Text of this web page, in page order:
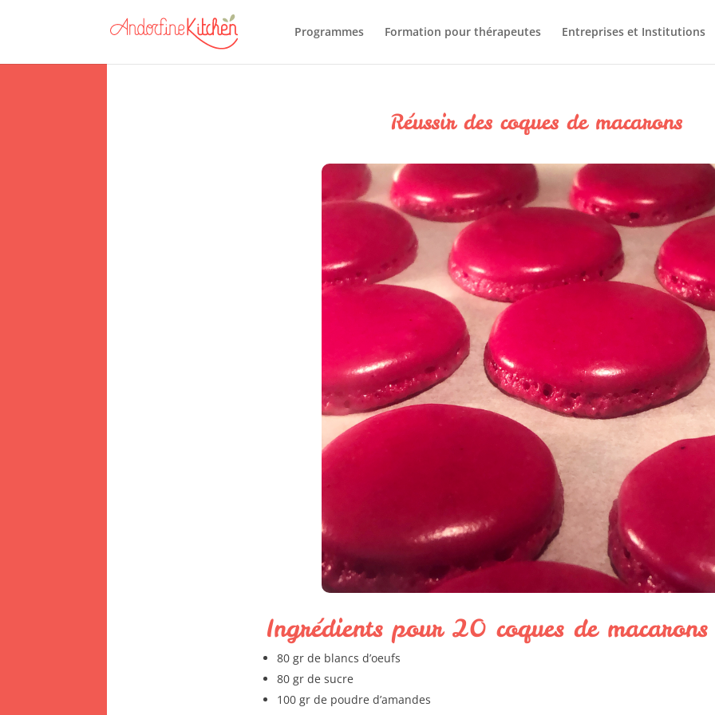
Programmes Formation pour thérapeutes Entreprises et Institutions
Réussir des coques de macarons
Ingrédients pour 20 coques de
80 gr de blancs d’oeufs
80 gr de sucre
100 gr de poudre d’amandes